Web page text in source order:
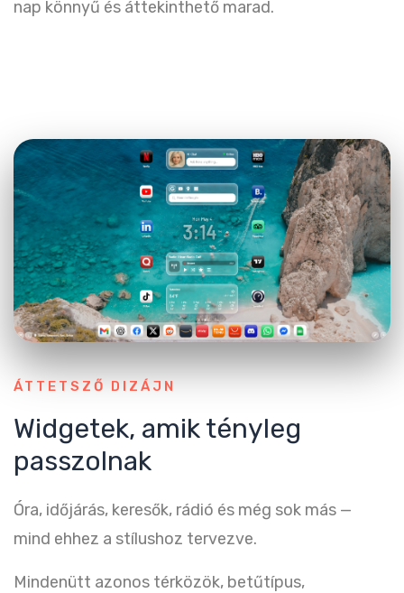
nap könnyű és áttekinthető marad.
ÁTTETSZŐ DIZÁJN
Widgetek, amik tényleg
passzolnak
Óra, időjárás, keresők, rádió és még sok más —
mind ehhez a stílushoz tervezve.
Mindenütt azonos térközök, betűtípus,